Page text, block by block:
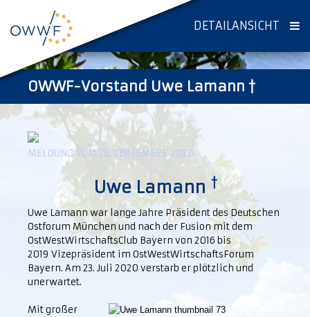
DETAILANSICHT
OWWF-Vorstand Uwe Lamann †
MELDUNG VOM 26. SEPTEMBER 2020
Uwe Lamann †
Uwe Lamann war lange Jahre Präsident des Deutschen
Ostforum München und nach der Fusion mit dem
OstWestWirtschaftsClub Bayern von 2016 bis
2019 Vizepräsident im OstWestWirtschafts­Forum
Bayern. Am 23. Juli 2020 verstarb er plötzlich und
unerwartet.
Mit großer